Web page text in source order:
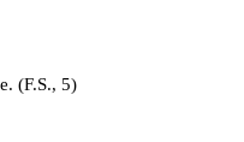
(F.S., 5)